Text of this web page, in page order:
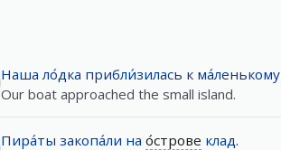
Наша ло́дка прибли́зилась к ма́ленькому
Our boat approached the small island.
Пира́ты закопа́ли на о́строве клад.